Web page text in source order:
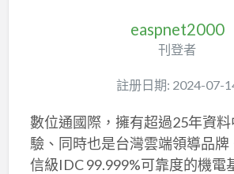
easpnet2000
刊登者
註册日期: 2024-07-
數位通國際，擁有超過25年資
驗、同時也是台灣雲端領導品牌
信級IDC 99.999%可靠度的機電